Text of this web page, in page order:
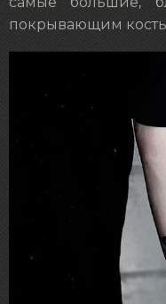
покрывающим